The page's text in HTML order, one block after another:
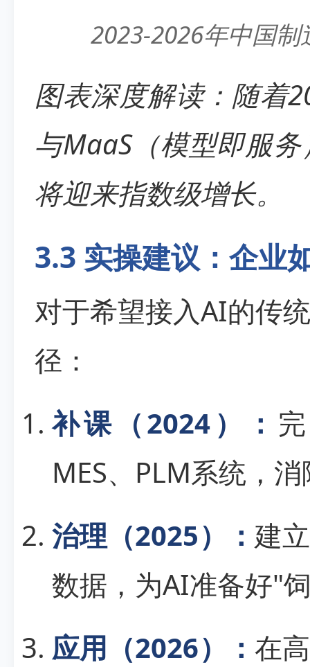
2023-2026年中国
图表深度解读：随着
与MaaS（模型即服
将迎来指数级增长。
3.3 实操建议：企业
对于希望接入AI的传
径：
补课（2024）：
MES、PLM系统，
治理（2025）： 建
数据，为AI准备好"
应用（2026）： 在